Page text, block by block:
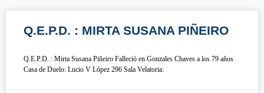
Q.E.P.D. : MIRTA SUSANA PIÑEIRO
Q.E.P.D. : Mirta Susana Piñeiro Falleció en Gonzales Chaves a los 79 años
Casa de Duelo: Lucio V López 296 Sala Velatoria: